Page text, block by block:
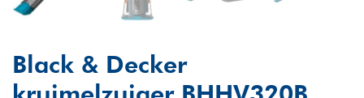
Black & Decker
kruimelzuiger BHHV320B